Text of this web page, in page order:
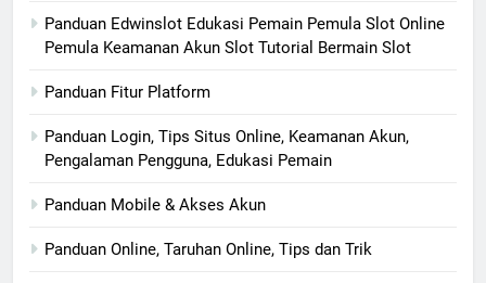
Panduan Edwinslot Edukasi Pemain Pemula Slot Online
Pemula Keamanan Akun Slot Tutorial Bermain Slot
Panduan Fitur Platform
Panduan Login, Tips Situs Online, Keamanan Akun,
Pengalaman Pengguna, Edukasi Pemain
Panduan Mobile & Akses Akun
Panduan Online, Taruhan Online, Tips dan Trik